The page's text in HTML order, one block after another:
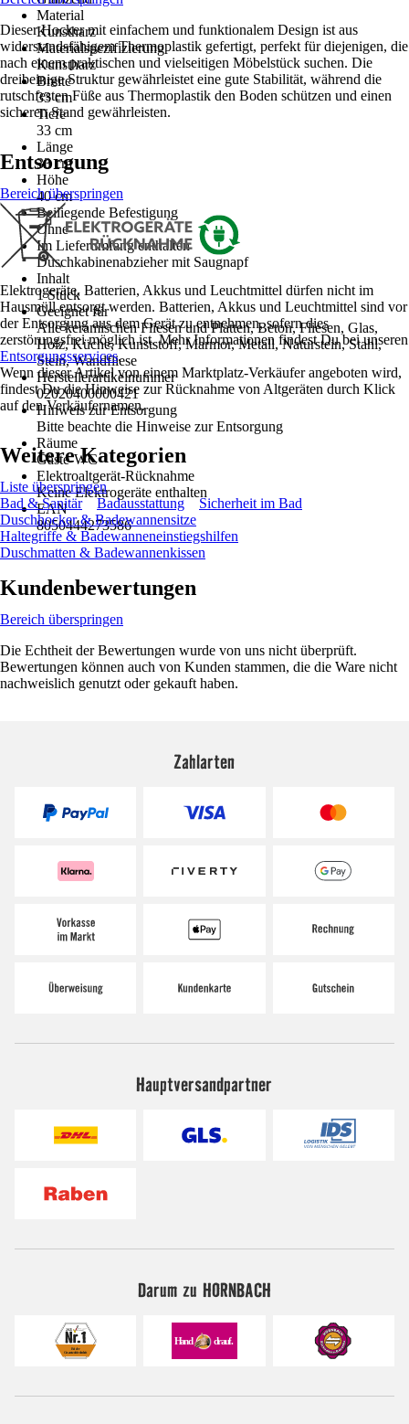
Material
Kunstharz
Materialspezifizierung
Kunstharz
Breite
33 cm
Tiefe
33 cm
Länge
33 cm
Höhe
40 cm
Beiliegende Befestigung
Ohne
Im Lieferumfang enthalten
Duschkabinenabzieher mit Saugnapf
Inhalt
1 Stück
Geeignet für
Alle keramischen Fliesen und Platten, Beton, Fliesen, Glas,
Holz, Küche, Kunststoff, Marmor, Metall, Naturstein, Stahl,
Stein, Wandfliese
Herstellerartikelnummer
02020400000421
Hinweis zur Entsorgung
Bitte beachte die Hinweise zur Entsorgung
Räume
Gäste-WC
Elektroaltgerät-Rücknahme
Keine Elektrogeräte enthalten
EAN
8050444273586
Dieser Hocker mit einfachem und funktionalem Design ist aus
widerstandsfähigem Thermoplastik gefertigt, perfekt für diejenigen, die
nach einem praktischen und vielseitigen Möbelstück suchen. Die
dreibeinige Struktur gewährleistet eine gute Stabilität, während die
rutschfesten Füße aus Thermoplastik den Boden schützen und einen
sicheren Stand gewährleisten.
Entsorgung
Bereich überspringen
Elektrogeräte, Batterien, Akkus und Leuchtmittel dürfen nicht im
Hausmüll entsorgt werden. Batterien, Akkus und Leuchtmittel sind vor
der Entsorgung aus dem Gerät zu entnehmen, sofern dies
zerstörungsfrei möglich ist. Mehr Informationen findest Du bei unseren
Entsorgungsservices.
Wenn dieser Artikel von einem Marktplatz-Verkäufer angeboten wird,
findest Du die Hinweise zur Rücknahme von Altgeräten durch Klick
auf den Verkäufernamen.
Weitere Kategorien
Liste überspringen
Bad & Sanitär
Badausstattung
Sicherheit im Bad
Duschhocker & Badewannensitze
Haltegriffe & Badewanneneinstiegshilfen
Duschmatten & Badewannenkissen
Kundenbewertungen
Bereich überspringen
Die Echtheit der Bewertungen wurde von uns nicht überprüft.
Bewertungen können auch von Kunden stammen, die die Ware nicht
nachweislich genutzt oder gekauft haben.
Zahlarten
Hauptversandpartner
Darum zu HORNBACH